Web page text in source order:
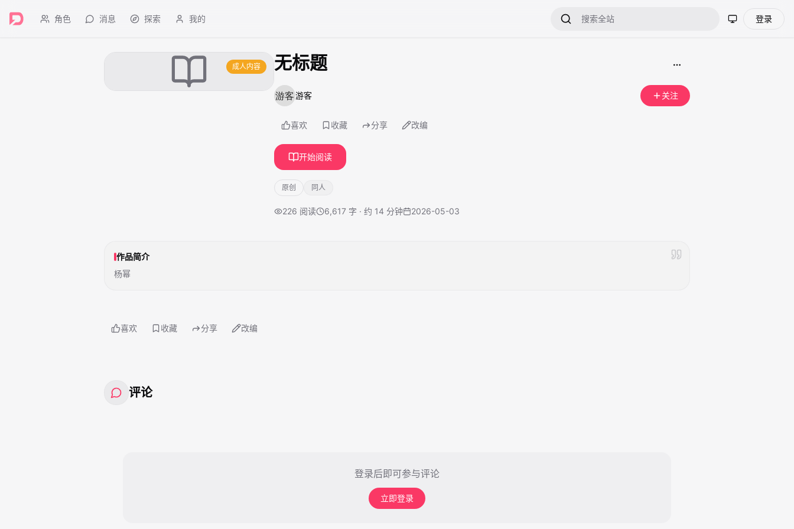
角色 消息 探索 我的 登录
成人内容 无标题
游客 关注
喜欢 收藏 分享 改编
开始阅读
原创 同人
226 阅读 6,617 字 · 约 14 分钟 2026-05-03
作品简介
杨幂
喜欢 收藏 分享 改编
评论
登录后即可参与评论
立即登录